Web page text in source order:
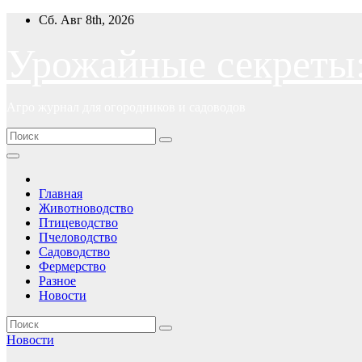
ПерейтиСб. Авг 8th, 2026
Главная
Животноводство
Птицеводство
Пчеловодство
Садоводство
Фермерство
Разное
Новости
Новости